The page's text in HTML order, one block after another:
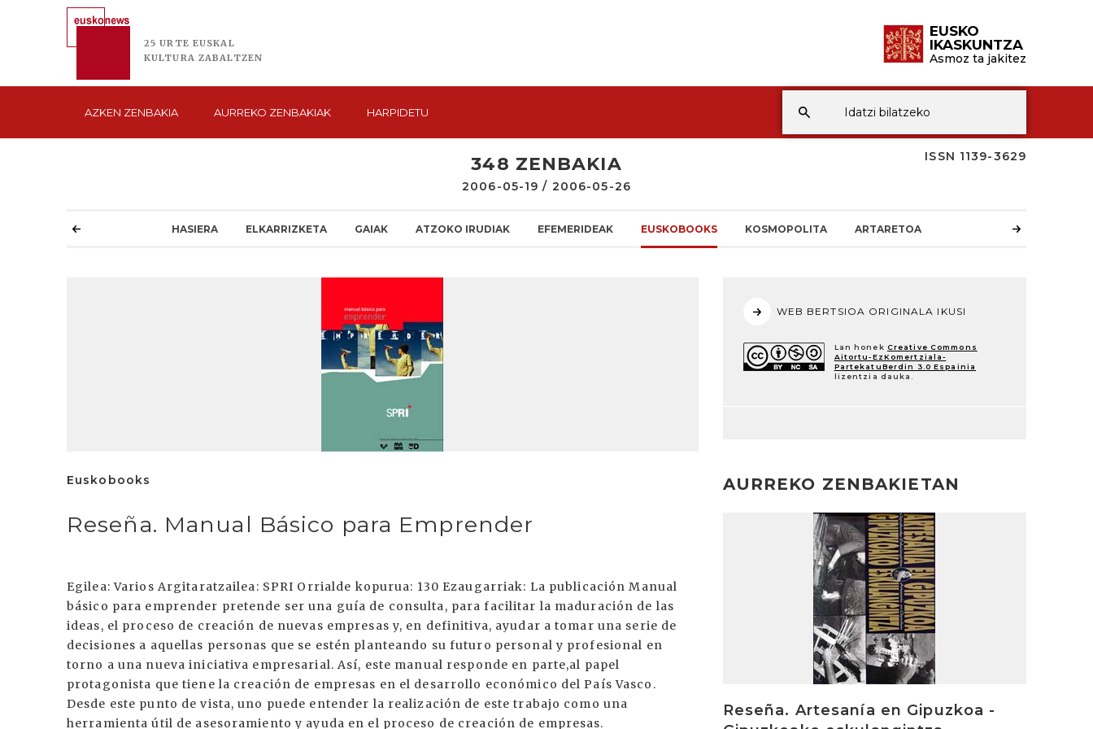
25 URTE EUSKAL
KULTURA ZABALTZEN
EUSKO
IKASKUNTZA
Asmoz ta jakitez
AZKEN ZENBAKIA AURREKO ZENBAKIAK HARPIDETU
ISSN 1139-3629
348 ZENBAKIA
2006-05-19 / 2006-05-26
HASIERA ELKARRIZKETA GAIAK ATZOKO IRUDIAK EFEMERIDEAK EUSKOBOOKS KOSMOPOLITA ARTARETOA
Euskobooks
Reseña. Manual Básico para Emprender
Egilea: Varios Argitaratzailea: SPRI Orrialde kopurua: 130 Ezaugarriak: La publicación Manual
básico para emprender pretende ser una guía de consulta, para facilitar la maduración de las
ideas, el proceso de creación de nuevas empresas y, en definitiva, ayudar a tomar una serie de
decisiones a aquellas personas que se estén planteando su futuro personal y profesional en
torno a una nueva iniciativa empresarial. Así, este manual responde en parte,al papel
protagonista que tiene la creación de empresas en el desarrollo económico del País Vasco.
Desde este punto de vista, uno puede entender la realización de este trabajo como una
herramienta útil de asesoramiento y ayuda en el proceso de creación de empresas.
WEB BERTSIOA ORIGINALA IKUSI
Lan honek Creative Commons
Aitortu-EzKomertziala-
PartekatuBerdin 3.0 Espainia
lizentzia dauka.
AURREKO ZENBAKIETAN
Reseña. Artesanía en Gipuzkoa -